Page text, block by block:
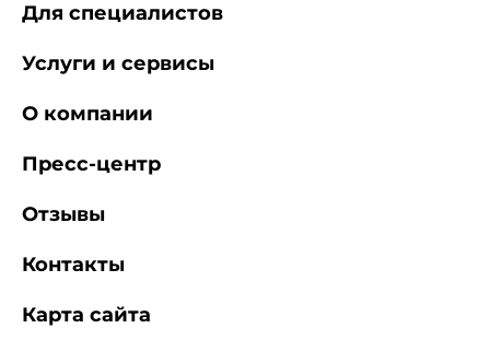
Для специалистов
Услуги и сервисы
О компании
Пресс-центр
Отзывы
Контакты
Карта сайта